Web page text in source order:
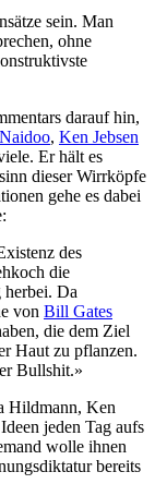
sein. Man
ohne
darauf hin,
, Ken Jebsen
Er hält es
dieser Wirrköpfe
gehe es dabei
des
die
Da
von Bill Gates
die dem Ziel
Haut zu pflanzen.
Bullshit.»
Hildmann, Ken
jeden Tag aufs
wolle ihnen
bereits